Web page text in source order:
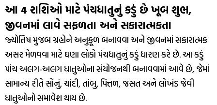
આ 4 રાશિઓ માટે પંચધાતુનું કડું છે ખૂબ શુભ,
જીવનમાં લાવે સફળતા અને સકારાત્મકતા
જ્યોતિષ મુજબ ગ્રહોને અનુકૂળ બનાવવા અને જીવનમાં સકારાત્મક
અસર મેળવવા માટે ઘણા લોકો પંચધાતુનું કડું ધારણ કરે છે. આ કડું
પાંચ અલગ-અલગ ધાતુઓના સંયોજનથી બનાવવામાં આવે છે, જેમાં
સામાન્ય રીતે સોનું, ચાંદી, તાંબુ, પિત્તળ, જસત અને લોખંડ જેવી
ધાતુઓનો સમાવેશ થાય છે.